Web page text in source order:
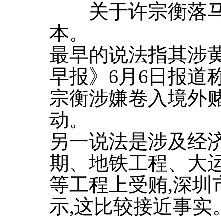
关于许宗衡落马
本。
最早的说法指其涉
早报》6月6日报道
宗衡涉嫌卷入境外
动。
另一说法是涉及经
期、地铁工程、大
等工程上受贿,深圳
示,这比较接近事实